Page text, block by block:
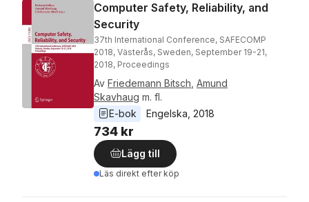
Computer Safety, Reliability, and
Security
37th International Conference, SAFECOMP
2018, Västerås, Sweden, September 19-21,
2018, Proceedings
Av Friedemann Bitsch Amund
Skavhaug m. fl.
E-bok
Engelska 2018
734 kr
Lägg till
Läs direkt efter köp